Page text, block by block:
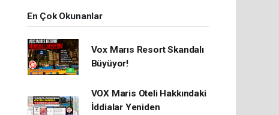
En Çok Okunanlar
Vox Marıs Resort Skandalı
Büyüyor!
VOX Maris Oteli Hakkındaki
İddialar Yeniden